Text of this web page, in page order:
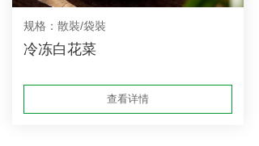
规格：散裝/袋裝
冷冻白花菜
查看详情